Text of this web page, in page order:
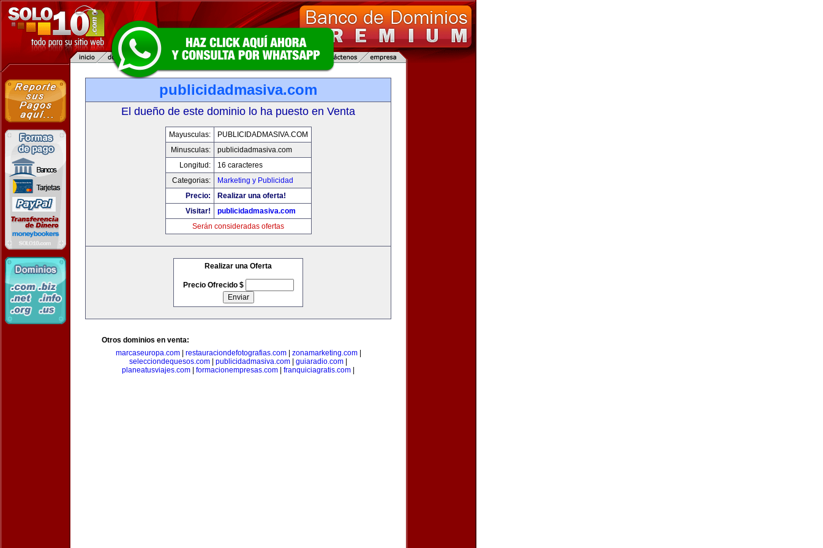
publicidadmasiva.com
El dueño de este dominio lo ha puesto en Venta
Mayusculas:
PUBLICIDADMASIVA.COM
Minusculas:
publicidadmasiva.com
Longitud:
16 caracteres
Categorias:
Marketing y Publicidad
Precio:
Realizar una oferta!
Visitar!
publicidadmasiva.com
Serán consideradas ofertas
Realizar una Oferta
Precio Ofrecido $
Otros dominios en venta:
marcaseuropa.com| restauraciondefotografias.com| zonamarketing.com|
selecciondequesos.com
publicidadmasiva.com guiaradio.com
planeatusviajes.com
formacionempresas.com franquiciagratis.com